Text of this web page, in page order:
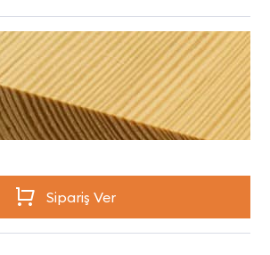
Sipariş Ver